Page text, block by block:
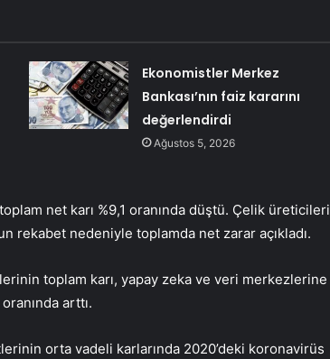
Ekonomistler Merkez
Bankası’nın faiz kararını
değerlendirdi
Ağustos 5, 2026
net karı %9,1 oranında düştü. Çelik üreticileri
rekabet nedeniyle toplamda net zarar açıkladı.
toplam karı, yapay zeka ve veri merkezlerine
arttı.
orta vadeli karlarında 2020’deki koronavirüs